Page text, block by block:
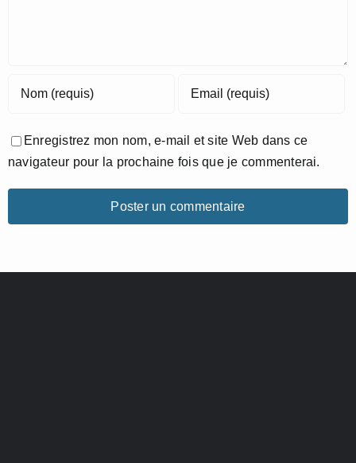
Enregistrez mon nom, e-mail et site Web dans ce
navigateur pour la prochaine fois que je commenterai.